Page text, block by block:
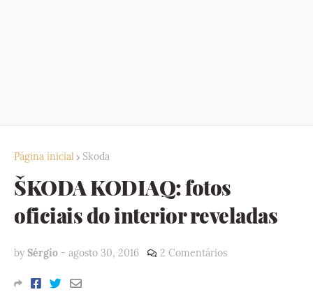
Página inicial Skoda
ŠKODA KODIAQ: fotos
oficiais do interior reveladas
by Sérgio - agosto 30, 2016 2 Comentários